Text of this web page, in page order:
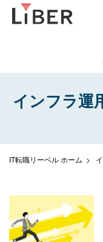
インフラ運
IT転職リーベル ホーム